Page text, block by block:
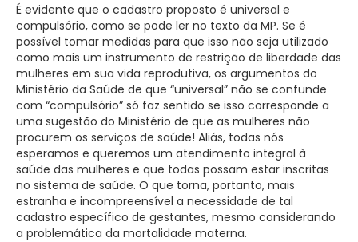
É evidente que o cadastro proposto é universal e
compulsório, como se pode ler no texto da MP. Se é
possível tomar medidas para que isso não seja utilizado
como mais um instrumento de restrição de liberdade das
mulheres em sua vida reprodutiva, os argumentos do
Ministério da Saúde de que “universal” não se confunde
com “compulsório” só faz sentido se isso corresponde a
uma sugestão do Ministério de que as mulheres não
procurem os serviços de saúde! Aliás, todas nós
esperamos e queremos um atendimento integral à
saúde das mulheres e que todas possam estar inscritas
no sistema de saúde. O que torna, portanto, mais
estranha e incompreensível a necessidade de tal
cadastro específico de gestantes, mesmo considerando
a problemática da mortalidade materna.